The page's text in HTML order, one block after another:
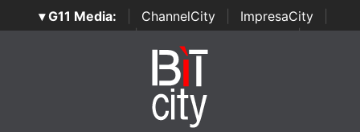
▾ G11 Media: ChannelCity ImpresaCity
SecurityOpenLab | Italian Channel Awards | Italian
Italian Security Awards